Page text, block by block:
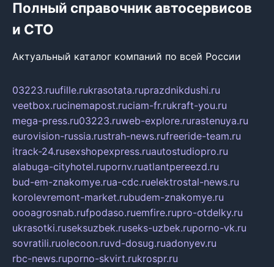
Полный справочник автосервисов
и СТО
Актуальный каталог компаний по всей России
03223.ruufille.rukrasotata.ruprazdnikdushi.ru
veetbox.rucinemapost.ruciam-fr.rukraft-you.ru
mega-press.ru03223.ruweb-explore.rurastenuya.ru
eurovision-russia.rustrah-news.rufreeride-team.ru
itrack-24.rusexshopexpress.ruautostudiopro.ru
alabuga-cityhotel.rupornv.ruatlantpereezd.ru
bud-em-znakomye.rua-cdc.ruelektrostal-news.ru
korolevremont-market.rubudem-znakomye.ru
oooagrosnab.rufpodaso.ruemfire.rupro-otdelky.ru
ukrasotki.ruseksuzbek.ruseks-uzbek.ruporno-vk.ru
sovratili.ruolecoon.ruvd-dosug.ruadonyev.ru
rbc-news.ruporno-skvirt.rukrospr.ru